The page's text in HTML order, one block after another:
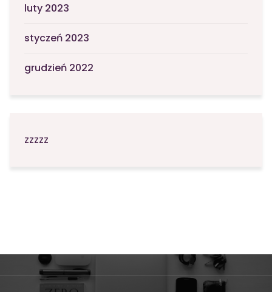
luty 2023
styczeń 2023
grudzień 2022
zzzzz